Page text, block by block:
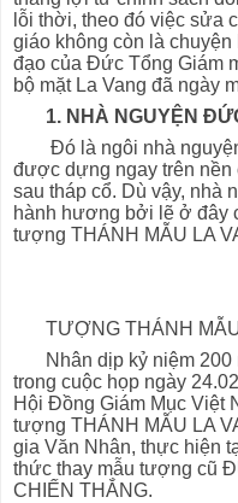
lỗi thời, theo đó việc sửa
giáo không còn là
đạo của Đức Tổng Giám
bộ mặt La Vang đã ngày
1. NHÀ NGUYỆN
Đó là ngôi nhà
được dựng ngay trên
sau tháp cổ. Dù vậy, nhà
hành hương bởi lẽ ở đây
tượng THÁNH MẪU LA
TƯỢNG THÁNH
Nhân dịp kỷ niệm
trong cuộc họp ngày
Hội Đồng Giám Mục Việt
tượng THÁNH MẪU LA
gia Văn Nhân, thực hiện
thức thay mẫu tượng cũ
CHIẾN THẮNG.